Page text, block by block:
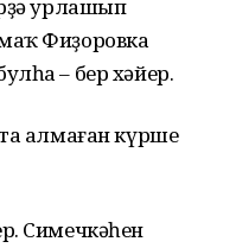
урлашып
Фиҙоровка
– бер хәйер.
алмаған күрше
Симечкәһен